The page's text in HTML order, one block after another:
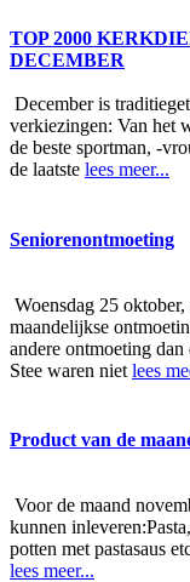
TOP 2000
DECEMBER
December is
verkiezingen: Van het
de beste sportman, -
de laatste lees meer...
Seniorenontmoeting
Woensdag 25
maandelijkse
andere ontmoeting
Stee waren niet lees
Product van de
Voor de maand
kunnen
potten met pastasaus
lees meer...